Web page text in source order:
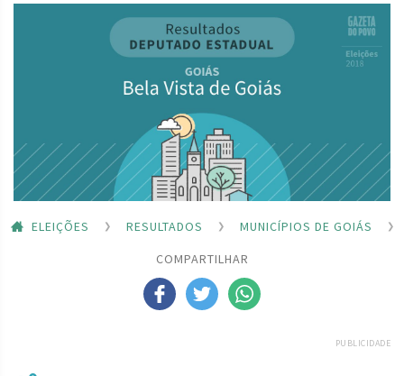
ELEIÇÕES RESULTADOS
MUNICÍPIOS DE GOIÁS
COMPARTILHAR
PUBLICIDADE